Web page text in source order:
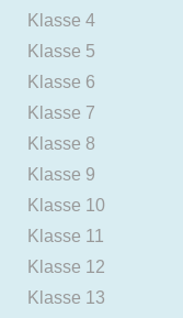
Klasse 4
Klasse 5
Klasse 6
Klasse 7
Klasse 8
Klasse 9
Klasse 10
Klasse 11
Klasse 12
Klasse 13